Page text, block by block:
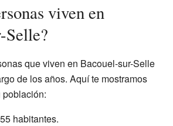
viven en
Selle?
que viven en Bacouel-sur-Selle
de los años. Aquí te mostramos
población:
habitantes.